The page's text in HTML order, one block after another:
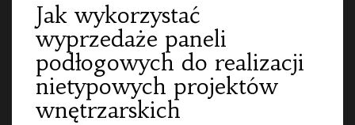
Jak wykorzystać
wyprzedaże paneli
podłogowych do realizacji
nietypowych projektów
wnętrzarskich